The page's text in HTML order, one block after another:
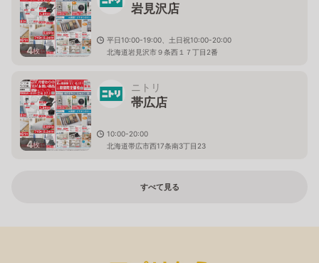
4枚
岩見沢店
平日10:00-19:00、土日祝10:00-20:00
北海道岩見沢市９条西１７丁目2番
4枚
ニトリ
帯広店
10:00-20:00
北海道帯広市西17条南3丁目23
すべて見る